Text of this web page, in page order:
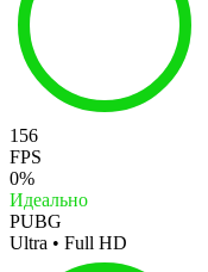
156
FPS
0%
Идеально
PUBG
Ultra • Full HD